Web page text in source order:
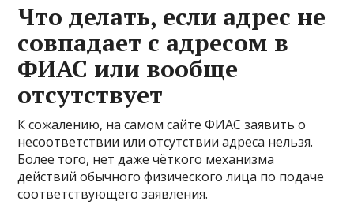
Что делать, если адрес не
совпадает с адресом в
ФИАС или вообще
отсутствует
К сожалению, на самом сайте ФИАС заявить о
несоответствии или отсутствии адреса нельзя.
Более того, нет даже чёткого механизма
действий обычного физического лица по подаче
соответствующего заявления.